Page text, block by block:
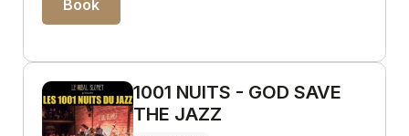
Book
1001 NUITS - GOD SAVE
THE JAZZ